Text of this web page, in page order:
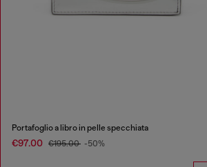
Portafoglio a libro in pelle specchiata
€97.00 €195.00 -50%